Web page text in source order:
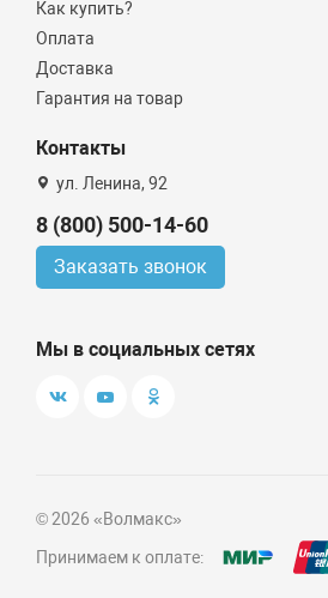
Как купить?
Оплата
Доставка
Гарантия на товар
Контакты
ул. Ленина, 92
8 (800) 500-14-60
Заказать звонок
Мы в социальных сетях
© 2026 «Волмакс»
Принимаем к оплате: